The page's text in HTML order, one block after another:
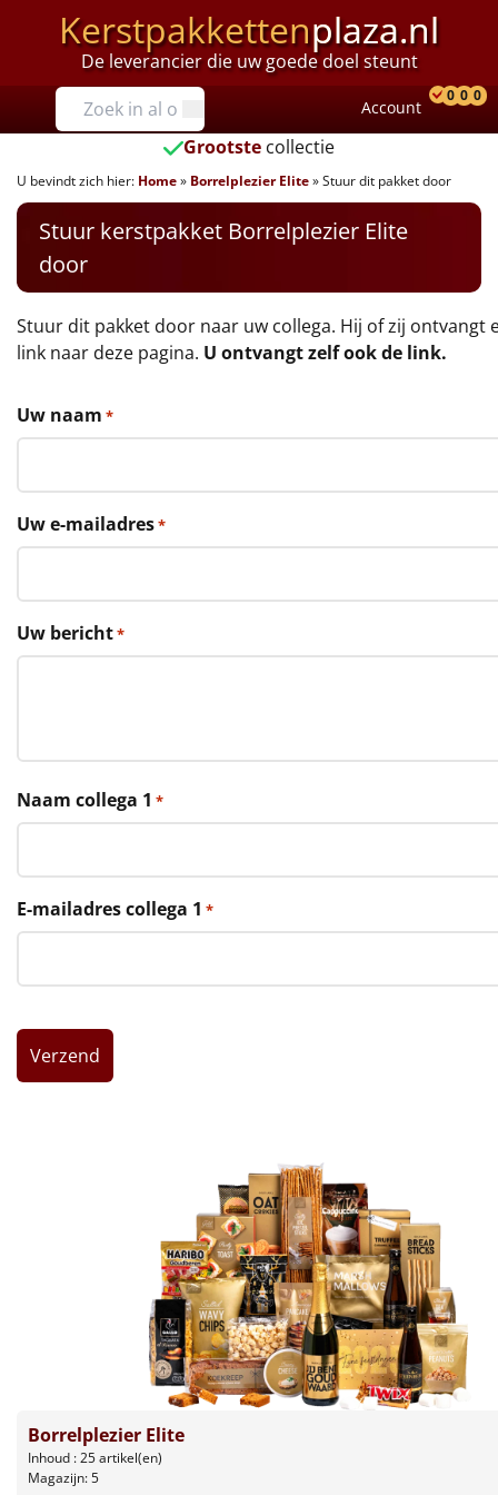
Kerstpakkettenplaza.nl
De leverancier die uw goede doel steunt
Prijzen
Tot €25
€25 tot €35
€35 tot €40
€40 tot €45
€45 tot €50
Thema
Rituals
Luxe
Mannen
Vrouwen
Duurzaam
Leuke
Goedkope
Wake up light
NIEUW
Account
0 0 0
Grootste collectie
U bevindt zich hier: Home» Borrelplezier Elite»Stuur dit pakket door
Stuur kerstpakket Borrelplezier Elite
door
Stuur dit pakket door naar uw collega. Hij of zij ontvangt
link naar deze pagina. U ontvangt zelf ook de link.
Uw naam *
Uw e-mailadres*
Uw bericht*
Naam collega 1 *
E-mailadres collega 1 *
Borrelplezier Elite
Inhoud : 25 artikel(en)
Magazijn: 5